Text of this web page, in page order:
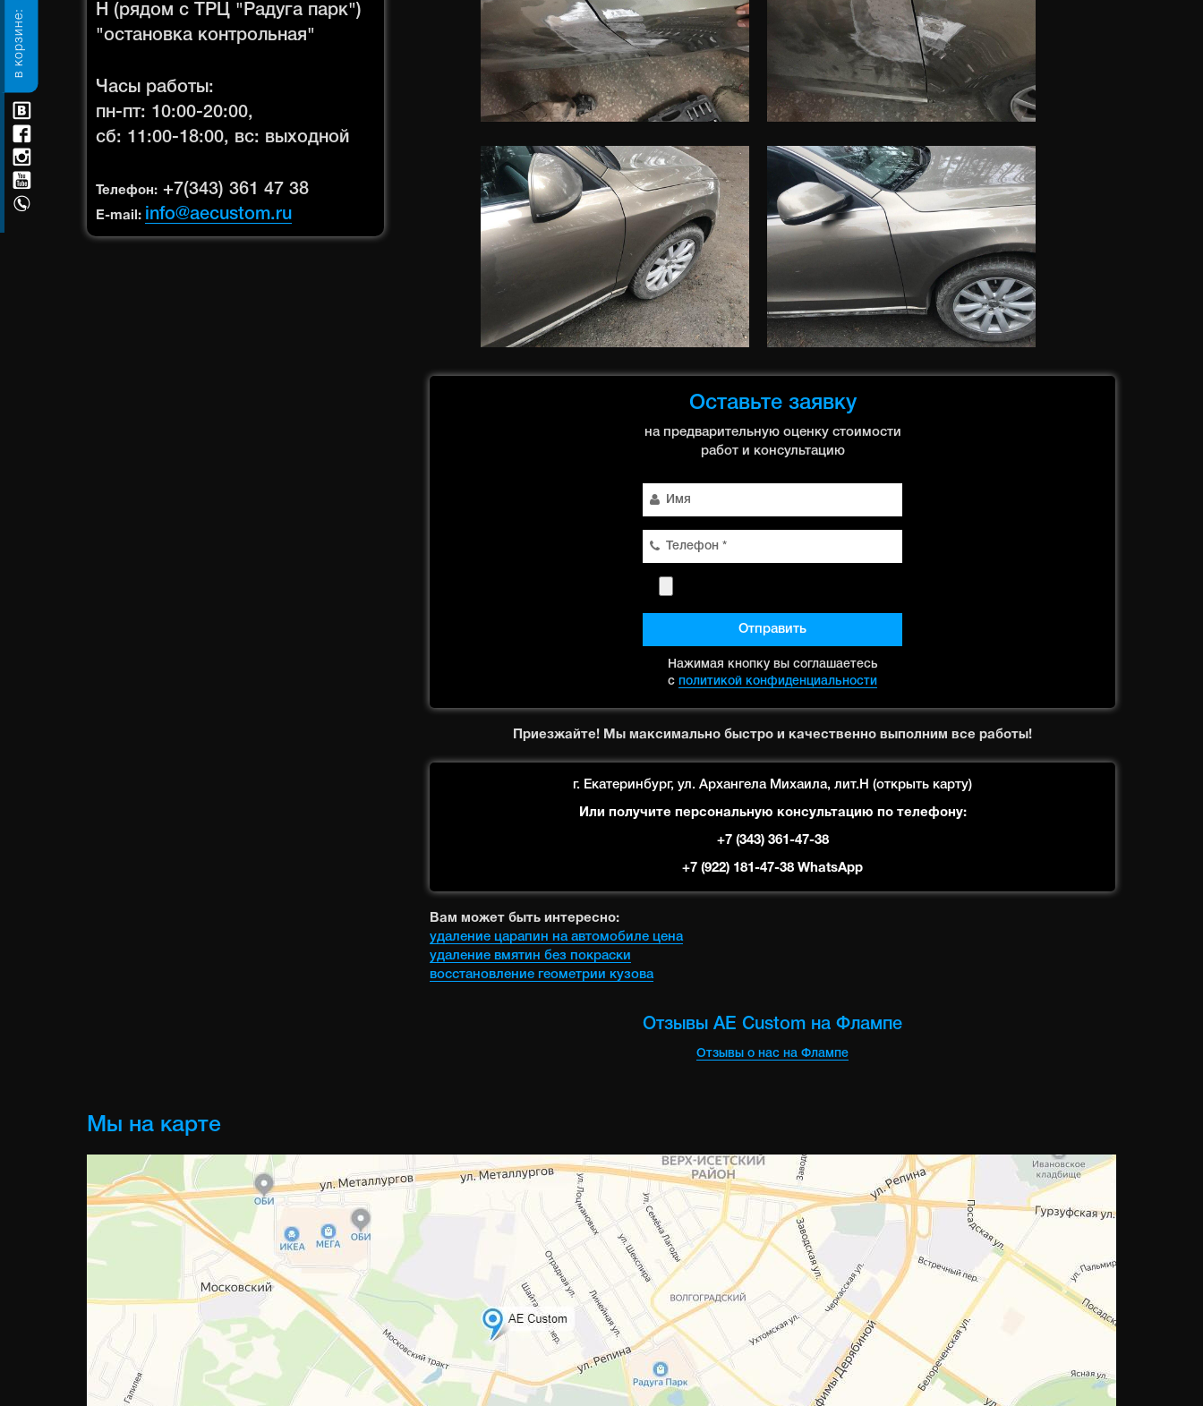
в корзине:
Н (рядом с ТРЦ "Радуга парк")
"остановка контрольная"
Часы работы:
пн-пт: 10:00-20:00,
сб: 11:00-18:00, вс: выходной
Телефон: +7(343) 361 47 38
E-mail: info@aecustom.ru
Оставьте заявку
на предварительную оценку стоимости
работ и консультацию
Отправить
Нажимая кнопку вы соглашаетесь
сполитикой конфиденциальности
Приезжайте! Мы максимально быстро и качественно выполним все работы!
г. Екатеринбург, ул. Архангела Михаила, лит.Н (открыть карту)
Или получите персональную консультацию по телефону:
+7 (343) 361-47-38
+7 (922) 181-47-38 WhatsApp
Вам может быть интересно:
удаление царапин на автомобиле цена
удаление вмятин без покраски
восстановление геометрии кузова
Отзывы AE Custom на Флампе
Отзывы о нас на Флампе
Мы на карте